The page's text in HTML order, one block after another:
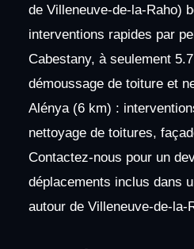
de Villeneuve-de-la-Raho)
interventions rapides par
Cabestany, à seulement
démoussage de toiture et
Alénya (6 km) :
nettoyage de toitures,
Contactez-nous pour un
déplacements inclus dans
autour de Villeneuve-de-la-